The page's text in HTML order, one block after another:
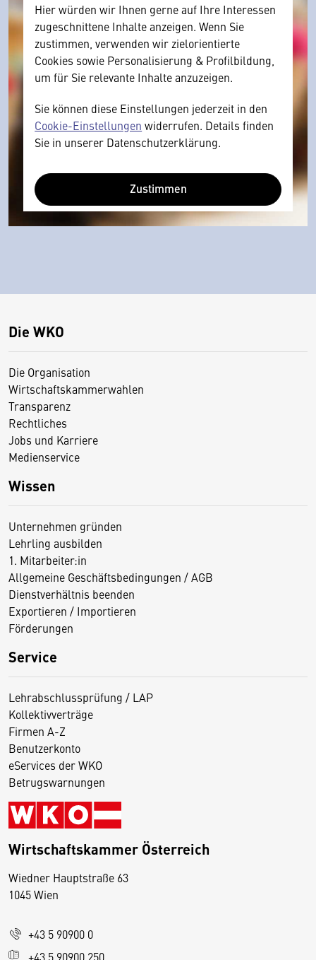
Hier würden wir Ihnen gerne auf Ihre Interessen
zugeschnittene Inhalte anzeigen. Wenn Sie
zustimmen, verwenden wir zielorientierte
Cookies sowie Personalisierung & Profilbildung,
um für Sie relevante Inhalte anzuzeigen.
Sie können diese Einstellungen jederzeit in den
Cookie-Einstellungen widerrufen. Details finden
Sie in unserer Datenschutzerklärung.
Zustimmen
Die WKO
Die Organisation
Wirtschaftskammerwahlen
Transparenz
Rechtliches
Jobs und Karriere
Medienservice
Wissen
Unternehmen gründen
Lehrling ausbilden
1. Mitarbeiter:in
Allgemeine Geschäftsbedingungen / AGB
Dienstverhältnis beenden
Exportieren / Importieren
Förderungen
Service
Lehrabschlussprüfung / LAP
Kollektivverträge
Firmen A-Z
Benutzerkonto
eServices der WKO
Betrugswarnungen
Wirtschaftskammer Österreich
Wiedner Hauptstraße 63
1045 Wien
+43 5 90900 0
+43 5 90900 250
D
s